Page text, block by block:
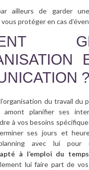
ailleurs de garder
protéger en cas
?
du travail du
amont planifier ses
à vos besoins
ses jours et
avec lui pour
à l’emploi du
lui faire part de